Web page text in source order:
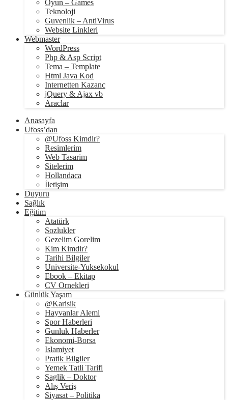
Oyun – Games
Teknoloji
Guvenlik – AntiVirus
Website Linkleri
Webmaster
WordPress
Php & Asp Script
Tema – Template
Html Java Kod
Internetten Kazanc
jQuery & Ajax vb
Araclar
Anasayfa
Ufoss’dan
@Ufoss Kimdir?
Resimlerim
Web Tasarim
Sitelerim
Hollandaca
İletişim
Duyuru
Sağlık
Eğitim
Atatürk
Sozlukler
Gezelim Gorelim
Kim Kimdir?
Tarihi Bilgiler
Universite-Yuksekokul
Ebook – Ekitap
CV Ornekleri
Günlük Yaşam
@Karisik
Hayvanlar Alemi
Spor Haberleri
Gunluk Haberler
Ekonomi-Borsa
Islamiyet
Pratik Bilgiler
Yemek Tatli Tarifi
Saglik – Doktor
Alış Veriş
Siyasat – Politika